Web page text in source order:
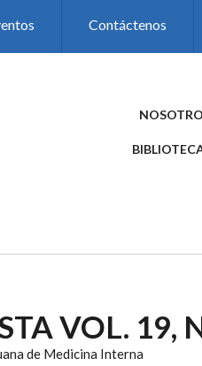
Contáctenos
VOL. 19,
de Medicina Interna